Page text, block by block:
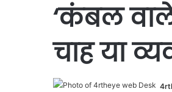
‘कंबल वाले
चाह या